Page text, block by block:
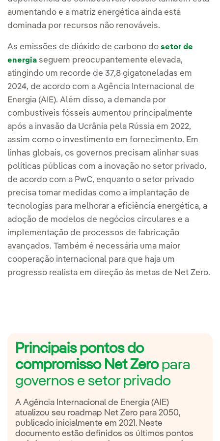
aumentando e a matriz energética ainda está
dominada por recursos não renováveis.
As emissões de dióxido de carbono do setor de
energia seguem preocupantemente elevada,
atingindo um recorde de 37,8 gigatoneladas em
2024, de acordo com a Agência Internacional de
Energia (AIE). Além disso, a demanda por
combustíveis fósseis aumentou principalmente
após a invasão da Ucrânia pela Rússia em 2022,
assim como o investimento em fornecimento. Em
linhas globais, os governos precisam alinhar suas
políticas públicas com a inovação no setor privado,
de acordo com a PwC, enquanto o setor privado
precisa tomar medidas como a implantação de
tecnologias para melhorar a eficiência energética, a
adoção de modelos de negócios circulares e a
implementação de processos de fabricação
avançados. Também é necessária uma maior
cooperação internacional para que haja um
progresso realista em direção às metas de Net Zero.
Principais pontos do
compromisso Net Zeropara
governos e setor privado
A Agência Internacional de Energia (AIE)
atualizou seu roadmap Net Zero para 2050,
publicado inicialmente em 2021. Neste
documento estão definidos os últimos pontos